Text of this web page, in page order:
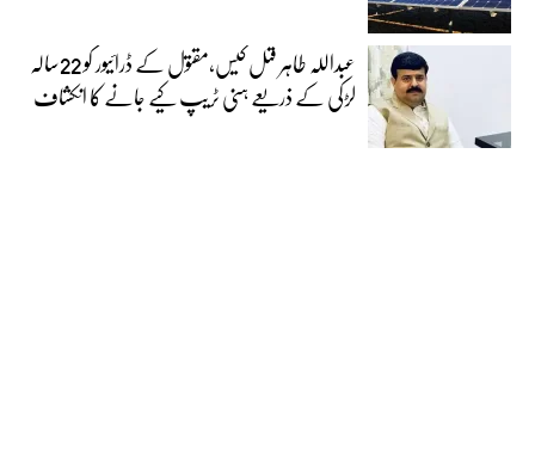
عبداللہ طاہر قتل کیس،مقتول کے ڈرائیور کو 22سالہ
لڑکی کے ذریعے ہنی ٹریپ کیے جانے کا انکشاف